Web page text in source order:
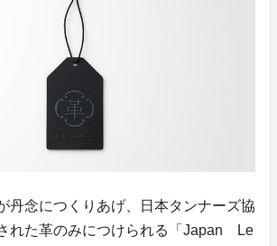
丹念につくりあげ、日本タンナーズ協
れた革のみにつけられる「Japan Le